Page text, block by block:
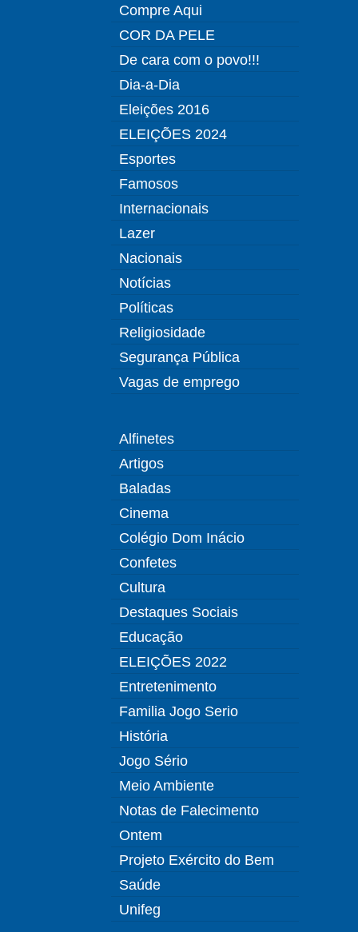
Compre Aqui
COR DA PELE
De cara com o povo!!!
Dia-a-Dia
Eleições 2016
ELEIÇÕES 2024
Esportes
Famosos
Internacionais
Lazer
Nacionais
Notícias
Políticas
Religiosidade
Segurança Pública
Vagas de emprego
Alfinetes
Artigos
Baladas
Cinema
Colégio Dom Inácio
Confetes
Cultura
Destaques Sociais
Educação
ELEIÇÕES 2022
Entretenimento
Familia Jogo Serio
História
Jogo Sério
Meio Ambiente
Notas de Falecimento
Ontem
Projeto Exército do Bem
Saúde
Unifeg